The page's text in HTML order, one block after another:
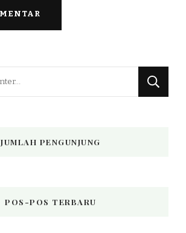
JUMLAH PENGUNJUNG
POS-POS TERBARU